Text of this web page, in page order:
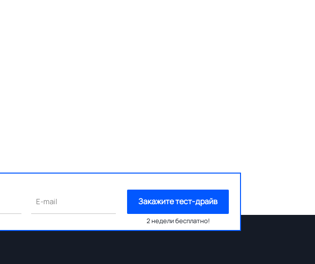
E-mail Закажите тест-драйв
2 недели бесплатно!